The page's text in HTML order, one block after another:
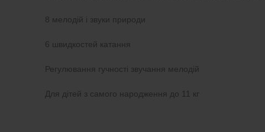
8 мелодій і звуки природи
6 швидкостей катання
Регулювання гучності звучання мелодій
Для дітей з самого народження до 11 кг